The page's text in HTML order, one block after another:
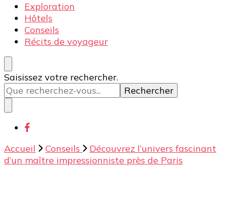
Exploration
Hôtels
Conseils
Récits de voyageur
Vous
recherchiez
quelque
chose ?
Saisissez votre rechercher.
Accueil Conseils
Découvrez l’univers fascinant
d’un maître impressionniste près de Paris